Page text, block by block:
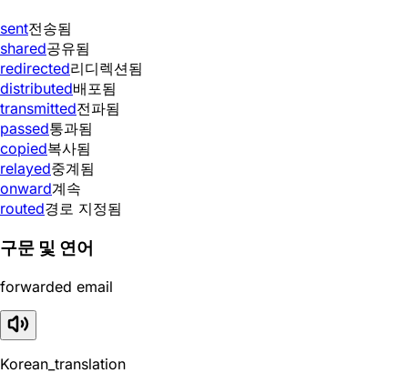
sent전송됨
shared공유됨
redirected리디렉션됨
distributed배포됨
transmitted전파됨
passed통과됨
copied복사됨
relayed중계됨
onward계속
routed경로 지정됨
구문 및 연어
forwarded email
Korean_translation